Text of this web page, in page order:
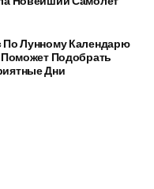
По Лунному Календарю
Поможет Подобрать
Дни